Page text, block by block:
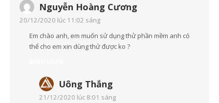
Nguyễn Hoàng Cương
20/12/2020 lúc 11:02 sáng
Em chào anh, em muốn sử dụng thử phần mềm anh có
thể cho em xin dùng thử được ko ?
Uông Thắng
21/12/2020 lúc 8:01 sáng